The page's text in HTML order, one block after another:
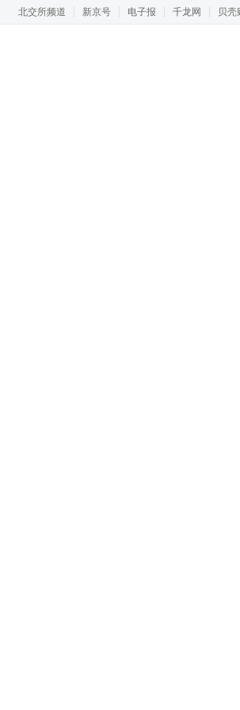
北交所频道 新京号 电子报 千龙网 贝壳